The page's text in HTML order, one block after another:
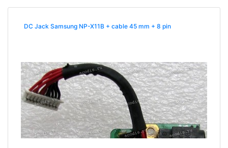
DC Jack Samsung NP-X11B + cable 45 mm + 8 pin